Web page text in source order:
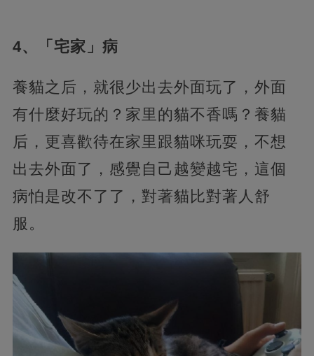
4、「宅家」病
養貓之后，就很少出去外面玩了，外面
有什麼好玩的？家里的貓不香嗎？養貓
后，更喜歡待在家里跟貓咪玩耍，不想
出去外面了，感覺自己越變越宅，這個
病怕是改不了了，對著貓比對著人舒
服。